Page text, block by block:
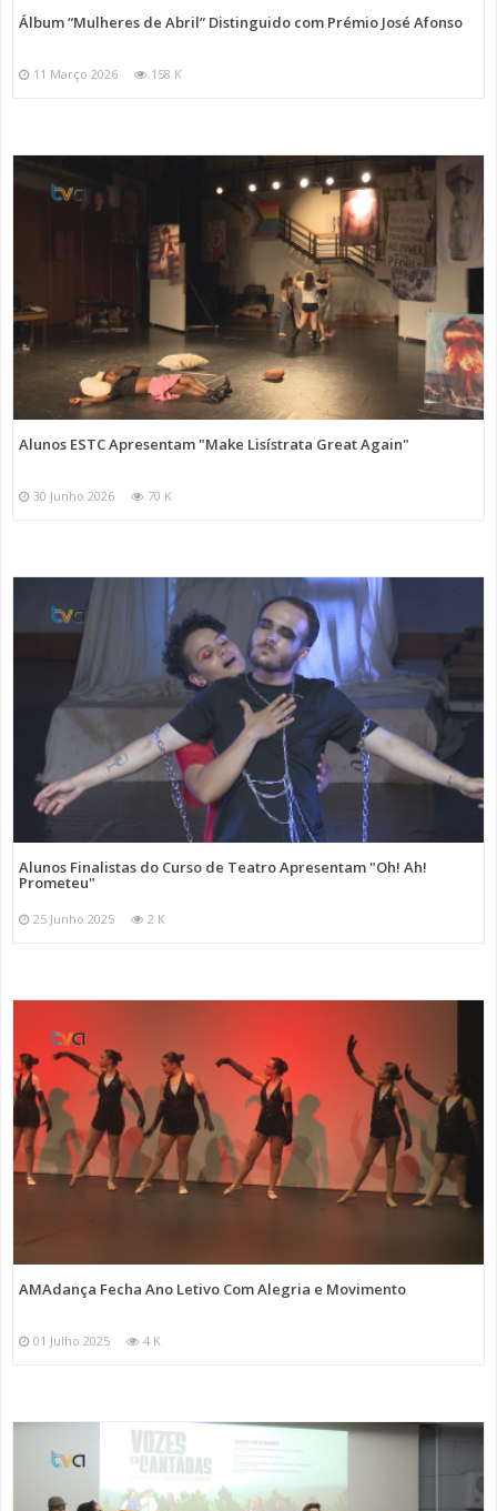
Álbum “Mulheres de Abril” Distinguido com Prémio José Afonso
11 Março 2026 158 K
Alunos ESTC Apresentam "Make Lisístrata Great Again"
30 Junho 2026 70 K
Alunos Finalistas do Curso de Teatro Apresentam "Oh! Ah!
Prometeu"
25 Junho 2025 2 K
AMAdança Fecha Ano Letivo Com Alegria e Movimento
01 Julho 2025 4 K